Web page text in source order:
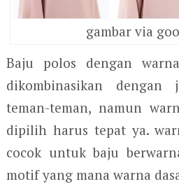
gambar via
Baju polos dengan
dikombinasikan
teman-teman, namun
dipilih harus tepat ya.
cocok untuk baju
motif yang mana warna